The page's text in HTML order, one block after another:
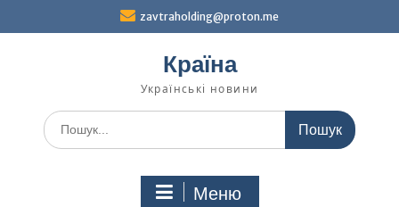
zavtraholding@proton.me
Країна
Українські новини
Шукати:
Меню